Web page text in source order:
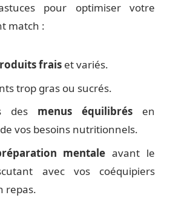
pour optimiser votre
match :
frais et variés.
trop gras ou sucrés.
des menus équilibrés en
vos besoins nutritionnels.
mentale avant le
avec vos coéquipiers
repas.